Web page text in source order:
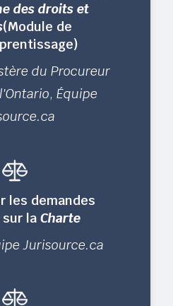
des droits et
(Module de
du Procureur
, Équipe
les demandes
sur laCharte
Jurisource.ca